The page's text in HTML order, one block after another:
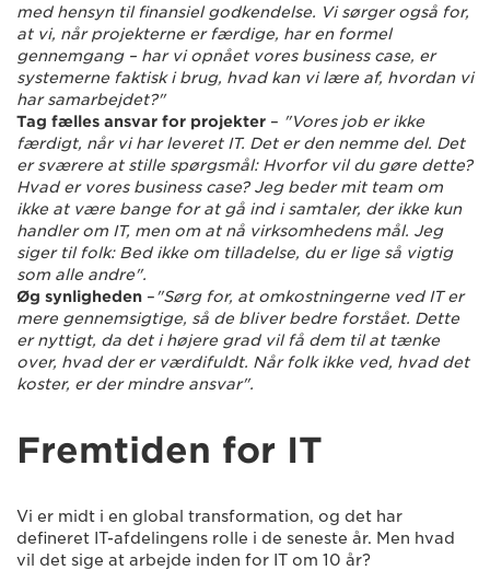
med hensyn til finansiel godkendelse. Vi sørger også for,
at vi, når projekterne er færdige, har en formel
gennemgang – har vi opnået vores business case, er
systemerne faktisk i brug, hvad kan vi lære af, hvordan vi
har samarbejdet?"
Tag fælles ansvar for projekter – "Vores job er ikke
færdigt, når vi har leveret IT. Det er den nemme del. Det
er sværere at stille spørgsmål: Hvorfor vil du gøre dette?
Hvad er vores business case? Jeg beder mit team om
ikke at være bange for at gå ind i samtaler, der ikke kun
handler om IT, men om at nå virksomhedens mål. Jeg
siger til folk: Bed ikke om tilladelse, du er lige så vigtig
som alle andre".
Øg synligheden –"Sørg for, at omkostningerne ved IT er
mere gennemsigtige, så de bliver bedre forstået. Dette
er nyttigt, da det i højere grad vil få dem til at tænke
over, hvad der er værdifuldt. Når folk ikke ved, hvad det
koster, er der mindre ansvar".
Fremtiden for IT
Vi er midt i en global transformation, og det har
defineret IT-afdelingens rolle i de seneste år. Men hvad
vil det sige at arbejde inden for IT om 10 år?